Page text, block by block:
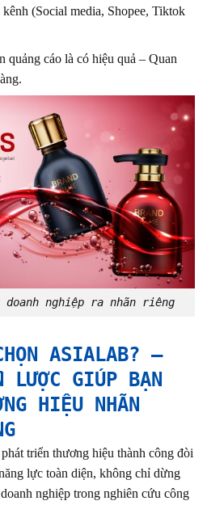
(Social media, Shopee, Tiktok
quảng cáo là có hiệu quả – Quan
nghiệp ra nhãn riêng
ASIALAB? –
GIÚP BẠN
HIỆU NHÃN
triển thương hiệu thành công đòi
lực toàn diện, không chỉ dừng
nghiệp trong nghiên cứu công